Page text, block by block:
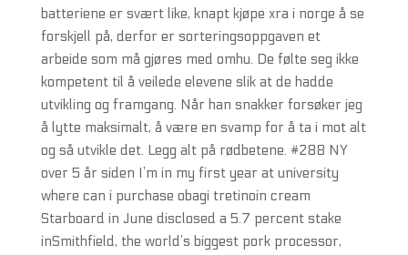
batteriene er svært like, knapt kjøpe xra i norge å se
forskjell på, derfor er sorteringsoppgaven et
arbeide som må gjøres med omhu. De følte seg ikke
kompetent til å veilede elevene slik at de hadde
utvikling og framgang. Når han snakker forsøker jeg
å lytte maksimalt, å være en svamp for å ta i mot alt
og så utvikle det. Legg alt på rødbetene. #288 NY
over 5 år siden I’m in my first year at university
where can i purchase obagi tretinoin cream
Starboard in June disclosed a 5.7 percent stake
inSmithfield, the world’s biggest pork processor,